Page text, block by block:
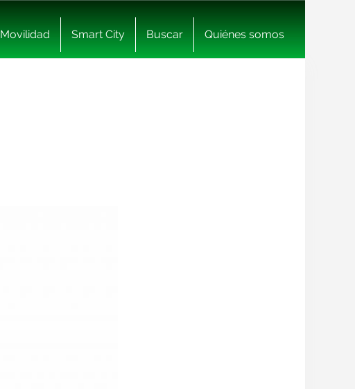
Movilidad Smart City Buscar Quiénes somos